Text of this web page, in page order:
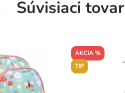
Súvisiaci tovar
AKCIA %
TIP